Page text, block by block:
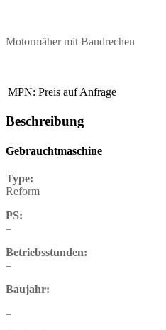
Motormäher mit Bandrechen
MPN: Preis auf Anfrage
Beschreibung
Gebrauchtmaschine
Type:
Reform
PS:
–
Betriebsstunden:
–
Baujahr:
–